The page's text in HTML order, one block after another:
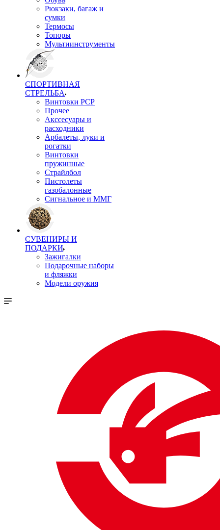
Рюкзаки, багаж и
сумки
Термосы
Топоры
Мультиинструменты
СПОРТИВНАЯ
СТРЕЛЬБА
Винтовки PCP
Прочее
Акссесуары и
расходники
Арбалеты, луки и
рогатки
Винтовки
пружинные
Страйлбол
Пистолеты
газобалонные
Сигнальное и ММГ
СУВЕНИРЫ И
ПОДАРКИ
Зажигалки
Подарочные наборы
и фляжки
Модели оружия